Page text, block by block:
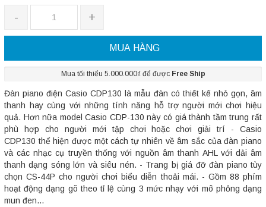
- +
MUA HÀNG
Mua tối thiểu 5.000.000₫ để được Free Ship
Đàn piano điện Casio CDP130 là mẫu đàn có thiết kế nhỏ gọn, âm
thanh hay cùng với những tính năng hỗ trợ người mới chơi hiệu
quả. Hơn nữa model Casio CDP-130 này có giá thành tầm trung rất
phù hợp cho người mới tập chơi hoặc chơi giải trí - Casio
CDP130 thể hiện được một cách tự nhiên về âm sắc của đàn piano
và các nhạc cụ truyền thống với nguồn âm thanh AHL với dải âm
thanh dạng sóng lớn và siêu nén. - Trang bị giá đỡ đàn piano tùy
chọn CS-44P cho người chơi biểu diễn thoải mái. - Gồm 88 phím
hoạt động dạng gõ theo tỉ lệ cùng 3 mức nhạy với mô phỏng dạng
mun đen...